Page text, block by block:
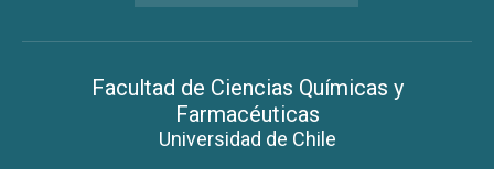
Facultad de Ciencias Químicas y
Farmacéuticas
Universidad de Chile